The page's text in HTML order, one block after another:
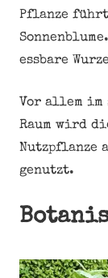
Pflanze
essbare
Vor allem
Raum wird
Nutzpflanze
genutzt.